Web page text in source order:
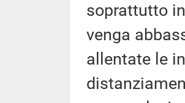
soprattutto
venga
allentate le